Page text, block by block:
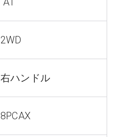
2WD
右ハンドル
8PCAX